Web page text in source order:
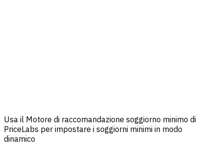
Usa il Motore di raccomandazione soggiorno minimo di
PriceLabs per impostare i soggiorni minimi in modo
dinamico